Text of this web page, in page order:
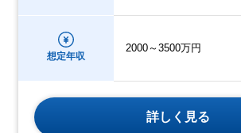
想定年収
2000～3500万円
詳しく見る